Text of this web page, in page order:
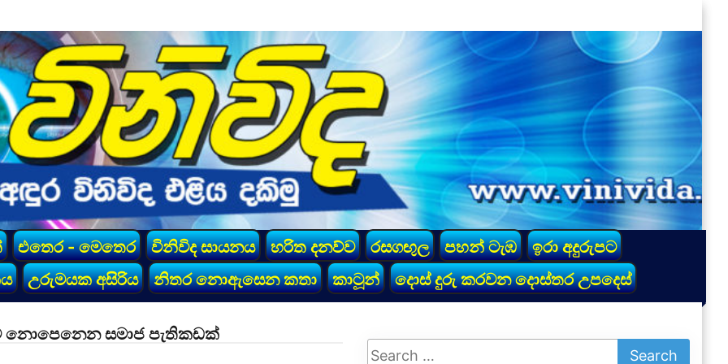
එතෙර - මෙතෙර විනිවිද සායනය හරිත දනව්ව රසගඟුල පහන් ටැඹ
ඉරා අදුරුපට
උරුමයක අසිරිය නිතර නොඇසෙන කතා කාටූන් දොස් දුරු කරවන දොස්තර උපදෙස්
නොපෙනෙන සමාජ පැතිකඩක්